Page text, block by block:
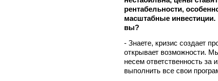
рентабельности,
масштабные
вы?
- Знаете, кризис создает
открывает возможности.
несем ответственность
выполнить все свои